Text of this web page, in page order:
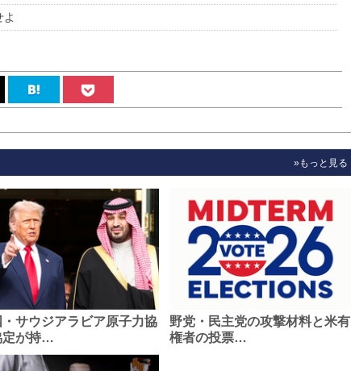
»もっと見る
サウジアラビア原子力協
定が持…
野党・民主党の攻撃材料と米有
権者の投票…